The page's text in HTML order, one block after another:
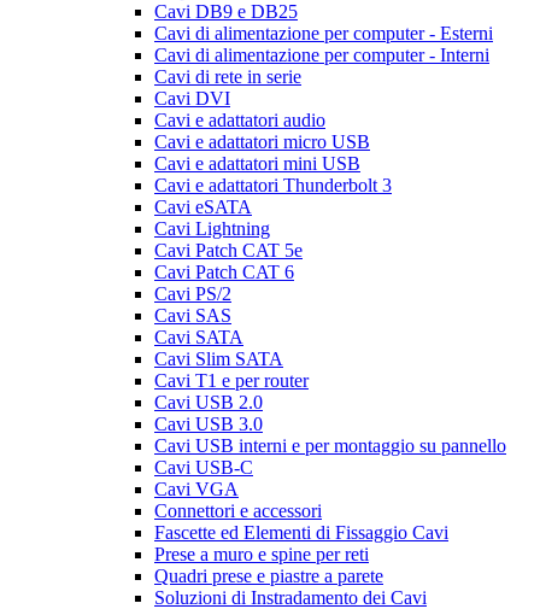
Cavi DB9 e DB25
Cavi di alimentazione per computer - Esterni
Cavi di alimentazione per computer - Interni
Cavi di rete in serie
Cavi DVI
Cavi e adattatori audio
Cavi e adattatori micro USB
Cavi e adattatori mini USB
Cavi e adattatori Thunderbolt 3
Cavi eSATA
Cavi Lightning
Cavi Patch CAT 5e
Cavi Patch CAT 6
Cavi PS/2
Cavi SAS
Cavi SATA
Cavi Slim SATA
Cavi T1 e per router
Cavi USB 2.0
Cavi USB 3.0
Cavi USB interni e per montaggio su pannello
Cavi USB-C
Cavi VGA
Connettori e accessori
Fascette ed Elementi di Fissaggio Cavi
Prese a muro e spine per reti
Quadri prese e piastre a parete
Soluzioni di Instradamento dei Cavi